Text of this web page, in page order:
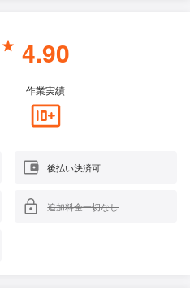
4.90
作業実績
後払い決済可
追加料金一切なし